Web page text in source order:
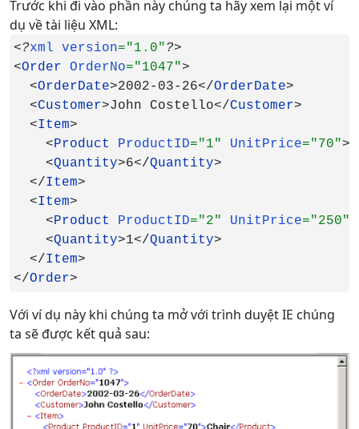
Trước khi đi vào phần này chúng ta hãy xem lại một ví
dụ về tài liệu XML:
<?xml version="1.0"
<Order OrderNo="1047">
  <
OrderDate>2002-03-26</OrderDate>
  <
Customer>John Costello</Customer>
  <
Item>
    <
Product ProductID="1" UnitPrice="70"
    <
Quantity>6</Quantity>
  </
Item>
  <
Item>
    <
Product ProductID="2" UnitPrice="250"
    <
Quantity>1</Quantity>
  </
Item>
</Order>
Với ví dụ này khi chúng ta mở với trình duyệt IE chúng
ta sẽ được kết quả sau: